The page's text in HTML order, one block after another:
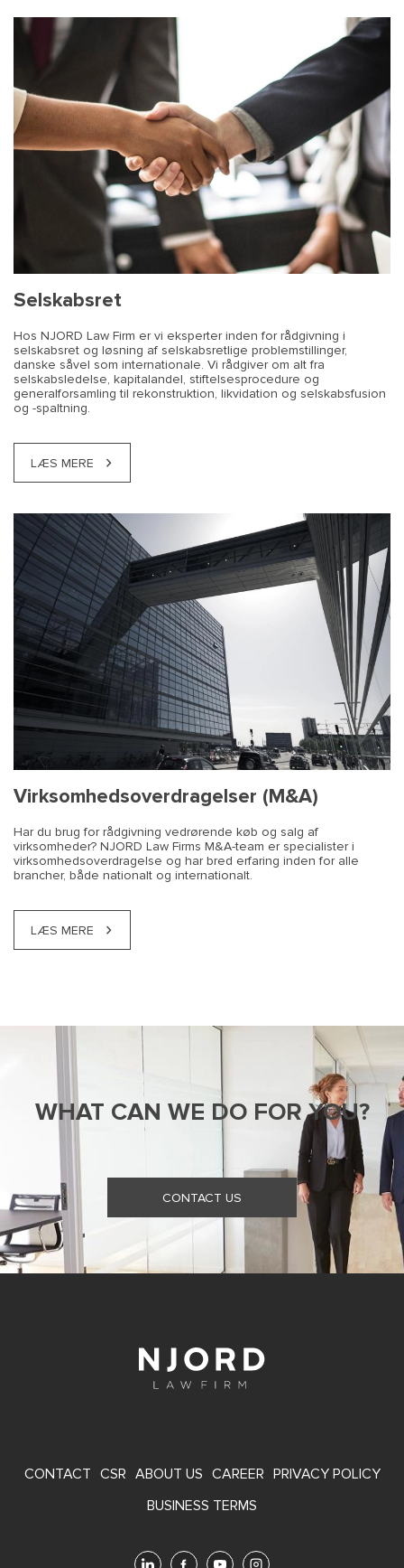
Selskabsret
Hos NJORD Law Firm er vi eksperter inden for rådgivning i
selskabsret og løsning af selskabsretlige problemstillinger,
danske såvel som internationale. Vi rådgiver om alt fra
selskabsledelse, kapitalandel, stiftelsesprocedure og
generalforsamling til rekonstruktion, likvidation og selskabsfusion
og -spaltning.
LÆS MERE
Virksomhedsoverdragelser (M&A)
Har du brug for rådgivning vedrørende køb og salg af
virksomheder? NJORD Law Firms M&A-team er specialister i
virksomhedsoverdragelse og har bred erfaring inden for alle
brancher, både nationalt og internationalt.
LÆS MERE
WHAT CAN WE DO FOR YOU?
CONTACT US
FOOTER
CONTACT CSR ABOUT US CAREER PRIVACY POLICY
BUSINESS TERMS